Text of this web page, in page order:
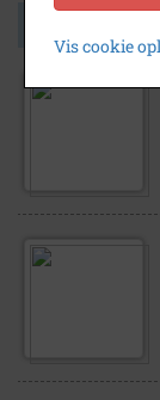
Vis cookie